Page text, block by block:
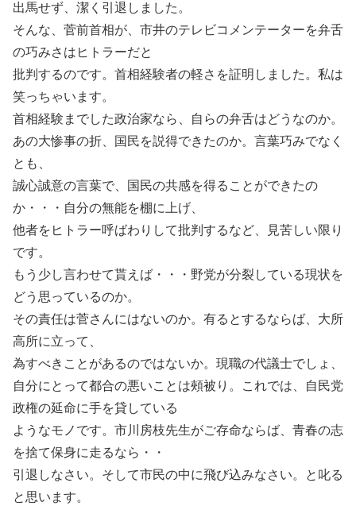
出馬せず、潔く引退しました。
そんな、菅前首相が、市井のテレビコメンテーターを弁舌
の巧みさはヒトラーだと
批判するのです。首相経験者の軽さを証明しました。私は
笑っちゃいます。
首相経験までした政治家なら、自らの弁舌はどうなのか。
あの大惨事の折、国民を説得できたのか。言葉巧みでなく
とも、
誠心誠意の言葉で、国民の共感を得ることができたの
か・・・自分の無能を棚に上げ、
他者をヒトラー呼ばわりして批判するなど、見苦しい限り
です。
もう少し言わせて貰えば・・・野党が分裂している現状を
どう思っているのか。
その責任は菅さんにはないのか。有るとするならば、大所
高所に立って、
為すべきことがあるのではないか。現職の代議士でしょ、
自分にとって都合の悪いことは頰被り。これでは、自民党
政権の延命に手を貸している
ようなモノです。市川房枝先生がご存命ならば、青春の志
を捨て保身に走るなら・・
引退しなさい。そして市民の中に飛び込みなさい。と叱る
と思います。